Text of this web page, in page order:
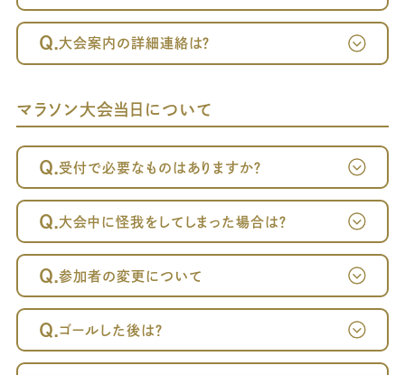
Q.大会案内の詳細連絡は？
マラソン大会当日について
Q.受付で必要なものはありますか？
Q.大会中に怪我をしてしまった場合は？
Q.参加者の変更について
Q.ゴールした後は？